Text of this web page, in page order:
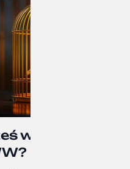
właścicielem